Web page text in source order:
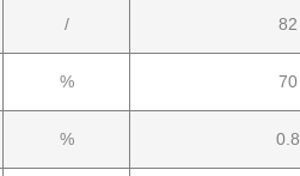
/ 82
% 70
% 0.8